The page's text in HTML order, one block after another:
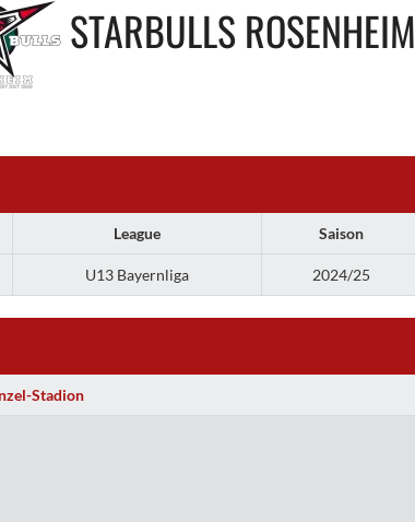
STARBULLS ROSENHEIM
League Saison
U13 Bayernliga 2024/25
Stadion